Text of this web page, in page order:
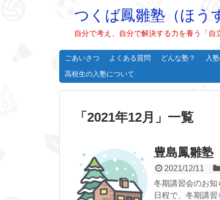
つくば鳳雛塾（ほう
自分で考え、自分で解決する力を養う「
ごあいさつ よくある質問 どんな塾？ 入
高校生の入塾について
「 2021年12月 」 一覧
豊島鳳雛
2021/12/11
冬期講習会のお
日程で、冬期講